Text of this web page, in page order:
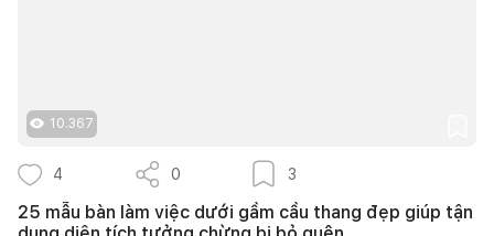
10.367
4 0 3
25 mẫu bàn làm việc dưới gầm cầu thang đẹp giúp tận